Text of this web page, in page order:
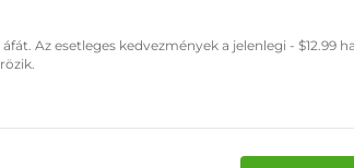
Az esetleges kedvezmények a jelenlegi - $12.99